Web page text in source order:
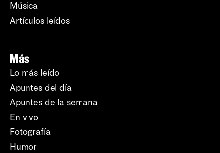
Música
Artículos leídos
Más
Lo más leído
Apuntes del día
Apuntes de la semana
En vivo
Fotografía
Humor